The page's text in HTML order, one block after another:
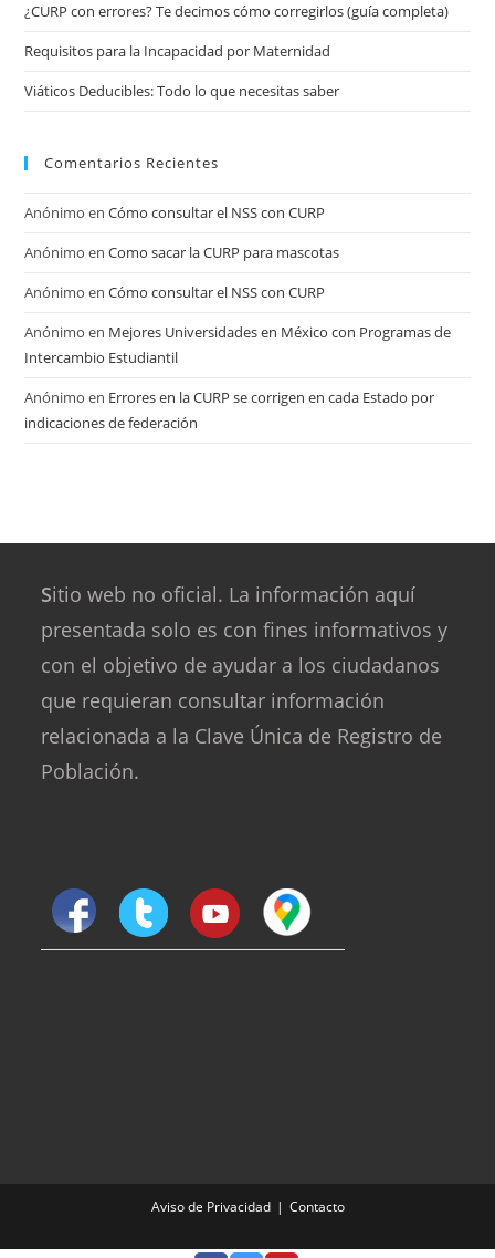
¿CURP con errores? Te decimos cómo corregirlos (guía completa)
Requisitos para la Incapacidad por Maternidad
Viáticos Deducibles: Todo lo que necesitas saber
Comentarios Recientes
Anónimo enCómo consultar el NSS con CURP
Anónimo enComo sacar la CURP para mascotas
Anónimo enCómo consultar el NSS con CURP
Anónimo en Mejores Universidades en México con Programas de
Intercambio Estudiantil
Anónimo en Errores en la CURP se corrigen en cada Estado por
indicaciones de federación
Sitio web no oficial. La información aquí
presentada solo es con fines informativos y
con el objetivo de ayudar a los ciudadanos
que requieran consultar información
relacionada a la Clave Única de Registro de
Población.
Aviso de Privacidad Contacto